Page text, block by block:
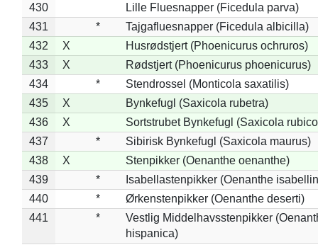
430
Lille Fluesnapper (Ficedula parva)
431
*
Tajgafluesnapper (Ficedula albicilla)
432
X
Husrødstjert (Phoenicurus ochruros)
433
X
Rødstjert (Phoenicurus phoenicurus)
434
*
Stendrossel (Monticola saxatilis)
435
X
Bynkefugl (Saxicola rubetra)
436
X
Sortstrubet Bynkefugl (Saxicola
437
*
Sibirisk Bynkefugl (Saxicola maurus)
438
X
Stenpikker (Oenanthe oenanthe)
439
*
Isabellastenpikker (Oenanthe
440
*
Ørkenstenpikker (Oenanthe deserti)
441
*
Vestlig Middelhavsstenpikker
hispanica)